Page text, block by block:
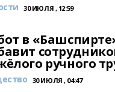
30 ИЮЛЯ , 12:59
в
ручного
30 ИЮЛЯ , 04:47